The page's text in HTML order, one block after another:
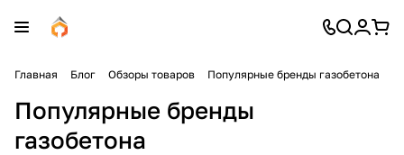
Главная Блог Обзоры товаров Популярные бренды газобетона
Популярные бренды
газобетона